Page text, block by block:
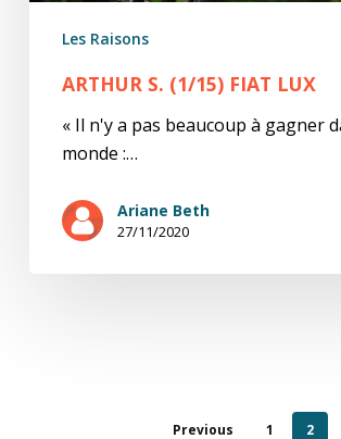
Les Raisons
ARTHUR S. (1/15) FIAT LUX
« Il n'y a pas beaucoup à gagner
monde :…
Ariane Beth
27/11/2020
Previous 1 2